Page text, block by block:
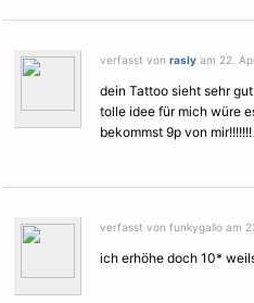
verfasst von rasly am 22.
dein Tattoo sieht sehr
tolle idee für mich würe
bekommst 9p von mir!!!!!!!
verfasst von funkygallo am
ich erhöhe doch 10*